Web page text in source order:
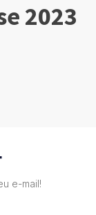
2023
e-mail!